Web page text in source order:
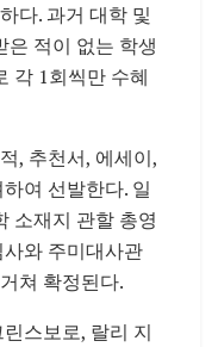
다. 과거 대학 및
은 적이 없는 학생
각 1회씩만 수혜
, 추천서, 에세이,
여 선발한다. 일
소재지 관할 총영
와 주미대사관
쳐 확정된다.
스보로, 랄리 지